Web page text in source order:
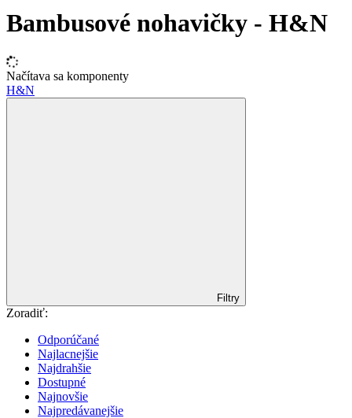
Bambusové nohavičky - H&N
Načítava sa komponenty
H&N
Filtry
Zoradiť:
Odporúčané
Najlacnejšie
Najdrahšie
Dostupné
Najnovšie
Najpredávanejšie